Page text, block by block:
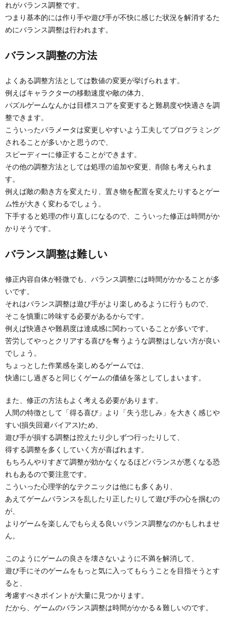
れがバランス調整です。
つまり基本的には作り手や遊び手が不快に感じた状況を解消するた
めにバランス調整は行われます。
バランス調整の方法
よくある調整方法としては数値の変更が挙げられます。
例えばキャラクターの移動速度や敵の体力、
パズルゲームなんかは目標スコアを変更すると難易度や快適さを調
整できます。
こういったパラメータは変更しやすいよう工夫してプログラミング
されることが多いかと思うので、
スピーディーに修正することができます。
その他の調整方法としては処理の追加や変更、削除も考えられま
す。
例えば敵の動き方を変えたり、置き物を配置を変えたりするとゲー
ム性が大きく変わるでしょう。
下手すると処理の作り直しになるので、こういった修正は時間がか
かりそうです。
バランス調整は難しい
修正内容自体が軽微でも、バランス調整には時間がかかることが多
いです。
それはバランス調整は遊び手がより楽しめるように行うもので、
そこを慎重に吟味する必要があるからです。
例えば快適さや難易度は達成感に関わっていることが多いです。
苦労してやっとクリアする喜びを奪うような調整はしない方が良い
でしょう。
ちょっとした作業感を楽しめるゲームでは、
快適にし過ぎると同じくゲームの価値を落としてしまいます。
また、修正の方法もよく考える必要があります。
人間の特徴として「得る喜び」より「失う悲しみ」を大きく感じや
すい(損失回避バイアス)ため、
遊び手が損する調整は控えたり少しずつ行ったりして、
得する調整を多くしていく方が喜ばれます。
もちろんやりすぎて調整が効かなくなるほどバランスが悪くなる恐
れもあるので要注意です。
こういった心理学的なテクニックは他にも多くあり、
あえてゲームバランスを乱したり正したりして遊び手の心を掴むの
が、
よりゲームを楽しんでもらえる良いバランス調整なのかもしれませ
ん。
このようにゲームの良さを壊さないように不満を解消して、
遊び手にそのゲームをもっと気に入ってもらうことを目指そうとす
ると、
考慮すべきポイントが大量に見つかります。
だから、ゲームのバランス調整は時間がかかる＆難しいのです。